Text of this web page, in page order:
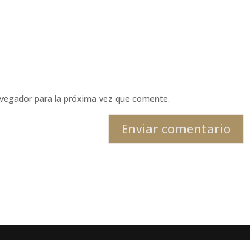
para la próxima vez que comente.